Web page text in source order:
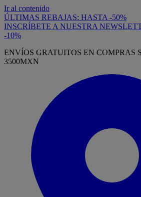
Ir al contenido
ÚLTIMAS REBAJAS: HASTA -50%
INSCRÍBETE A NUESTRA
-10%
ENVÍOS GRATUITOS EN COMPRAS
3500MXN